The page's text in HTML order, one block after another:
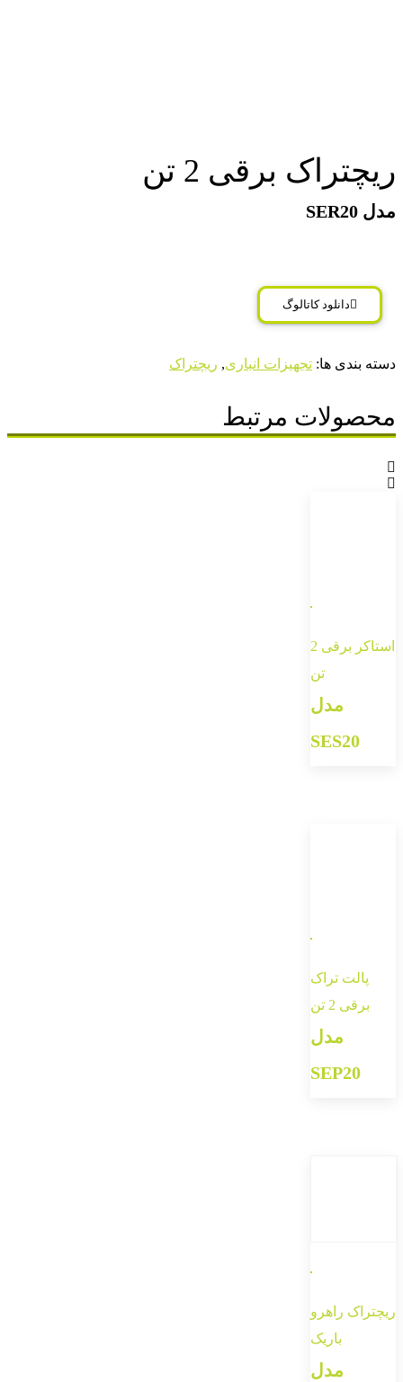
ریچتراک برقی 2 تن
مدل SER20
دانلود کاتالوگ
دسته بندی ها: تجهیزات انباری, ریچتراک
محصولات مرتبط
استاکر برقی 2
تن
مدل
SES20
پالت تراک
برقی 2 تن
مدل
SEP20
ریچتراک راهرو
باریک
مدل